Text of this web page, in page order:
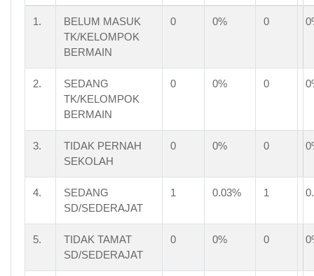
1.
BELUM MASUK
TK/KELOMPOK
BERMAIN
0 0% 0
2.
SEDANG
TK/KELOMPOK
BERMAIN
0 0% 0
3.
TIDAK PERNAH
SEKOLAH
0 0% 0
4.
SEDANG
SD/SEDERAJAT
1 0.03% 1
5.
TIDAK TAMAT
SD/SEDERAJAT
0 0% 0